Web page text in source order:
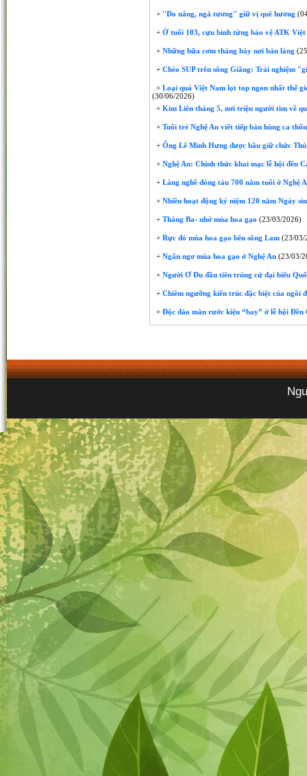
+ ''Đo nắng, ngả tương'' giữ vị quê hương
+ Ở tuổi 103, cựu binh từng bảo vệ ATK
+ Những bữa cơm tháng bảy nơi bản làng
+ Chèo SUP trên sông Giăng: Trải nghiệm
+ Loại quả Việt Nam lọt top ngon nhất thế
(30/06/2026)
+ Kim Liên tháng 5, nơi triệu người tìm về
+ Tuổi trẻ Nghệ An viết tiếp bản hùng ca
+ Ông Lê Minh Hưng được bầu giữ chức
+ Nghệ An: Chính thức khai mạc lễ hội đền
+ Làng nghề đóng tàu 700 năm tuổi ở
+ Nhiều hoạt động kỷ niệm 120 năm Ngày
+ Tháng Ba- nhớ mùa hoa gạo (23/03/2026)
+ Rực đỏ mùa hoa gạo bên sông Lam (23/03/
+ Ngẩn ngơ mùa hoa gạo ở Nghệ An (23/03/
+ Người Ơ Đu đầu tiên trúng cử đại biểu
+ Chiêm ngưỡng kiến trúc đặc biệt của ngôi
+ Độc đáo màn rước kiệu “bay” ở lễ hội Đền